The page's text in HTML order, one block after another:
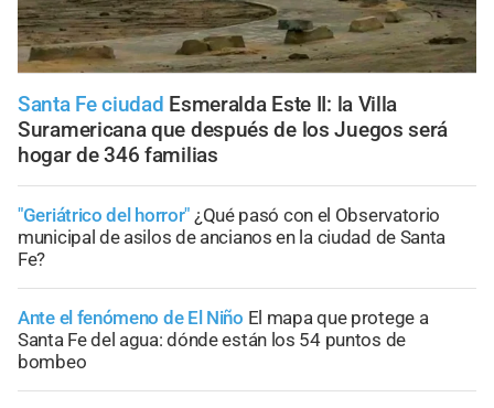
Santa Fe ciudad Esmeralda Este II: la Villa
Suramericana que después de los Juegos será
hogar de 346 familias
"Geriátrico del horror" ¿Qué pasó con el Observatorio
municipal de asilos de ancianos en la ciudad de Santa
Fe?
Ante el fenómeno de El Niño El mapa que protege a
Santa Fe del agua: dónde están los 54 puntos de
bombeo